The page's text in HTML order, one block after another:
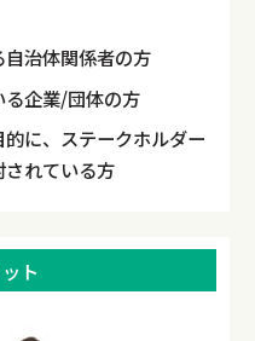
治体関係者の方
る企業/団体の方
に、ステークホルダー
されている方
ト